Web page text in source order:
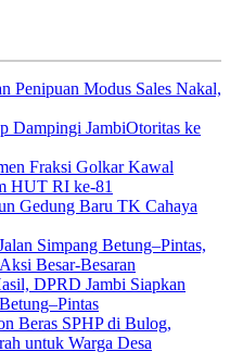
Penipuan Modus Sales Nakal,
Dampingi JambiOtoritas ke
Fraksi Golkar Kawal
HUT RI ke-81
Gedung Baru TK Cahaya
Simpang Betung–Pintas,
Besar-Besaran
DPRD Jambi Siapkan
Beras SPHP di Bulog,
untuk Warga Desa